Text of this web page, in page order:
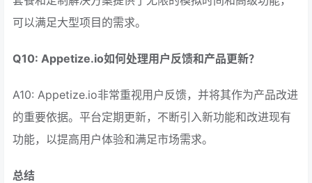
可以满足大型项目的需求。
Q10: Appetize.io如何处理用户反馈和产品更新？
A10: Appetize.io非常重视用户反馈，并将其作为产品改进
的重要依据。平台定期更新，不断引入新功能和改进现有
功能，以提高用户体验和满足市场需求。
总结